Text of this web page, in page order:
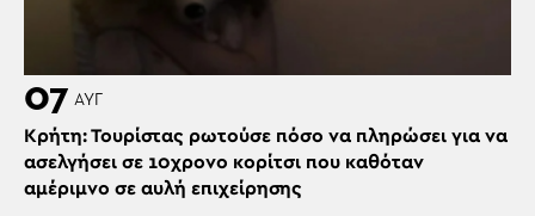
07 ΑΥΓ
Κρήτη: Τουρίστας ρωτούσε πόσο να πληρώσει για να
ασελγήσει σε 10χρονο κορίτσι που καθόταν
αμέριμνο σε αυλή επιχείρησης